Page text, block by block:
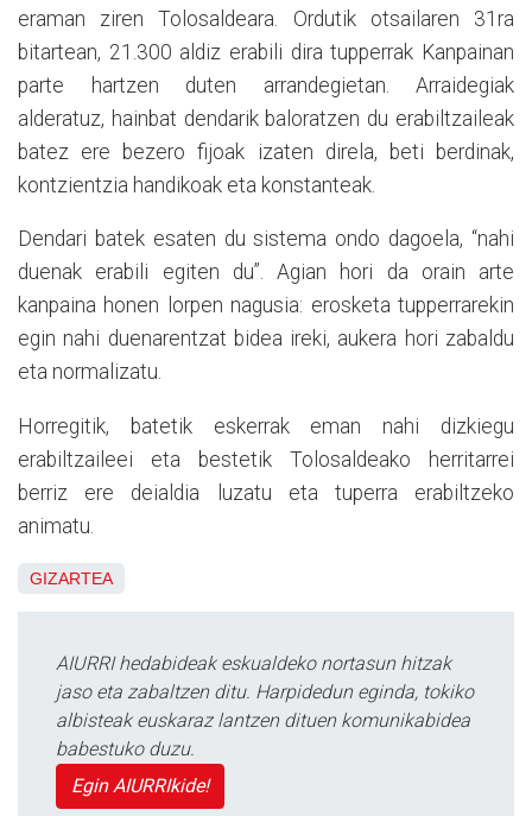
eraman ziren Tolosaldeara. Ordutik otsailaren 31ra
bitartean, 21.300 aldiz erabili dira tupperrak Kanpainan
parte hartzen duten arrandegietan. Arraidegiak
alderatuz, hainbat dendarik baloratzen du erabiltzaileak
batez ere bezero fijoak izaten direla, beti berdinak,
kontzientzia handikoak eta konstanteak.
Dendari batek esaten du sistema ondo dagoela, “nahi
duenak erabili egiten du”. Agian hori da orain arte
kanpaina honen lorpen nagusia: erosketa tupperrarekin
egin nahi duenarentzat bidea ireki, aukera hori zabaldu
eta normalizatu.
Horregitik, batetik eskerrak eman nahi dizkiegu
erabiltzaileei eta bestetik Tolosaldeako herritarrei
berriz ere deialdia luzatu eta tuperra erabiltzeko
animatu.
GIZARTEA
AIURRI hedabideak eskualdeko nortasun hitzak
jaso eta zabaltzen ditu. Harpidedun eginda, tokiko
albisteak euskaraz lantzen dituen komunikabidea
babestuko duzu.
Egin AIURRIkide!